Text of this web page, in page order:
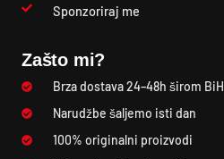
Sponzoriraj me
Zašto mi?
Brza dostava 24–48h širom BiH
Narudžbe šaljemo isti dan
100% originalni proizvodi